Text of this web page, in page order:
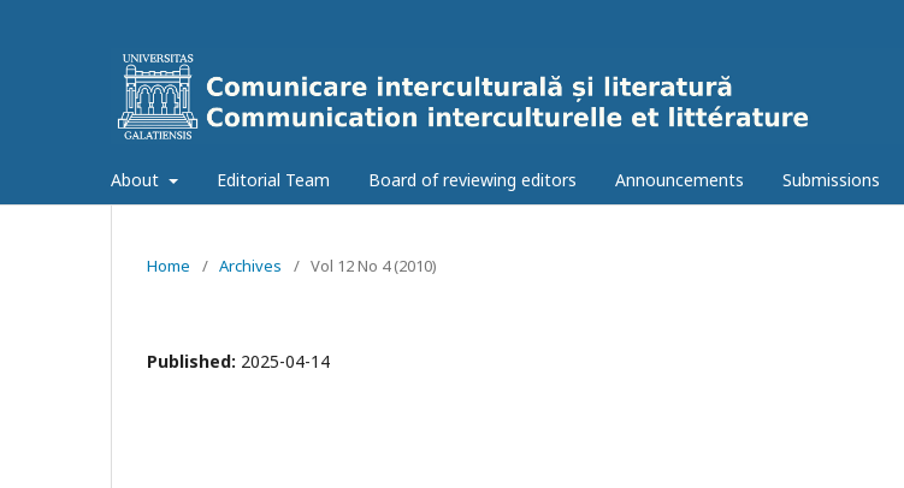
About Editorial Team Board of reviewing editors Announcements Submissions
Home / Archives / Vol 12 No 4 (2010)
Published: 2025-04-14